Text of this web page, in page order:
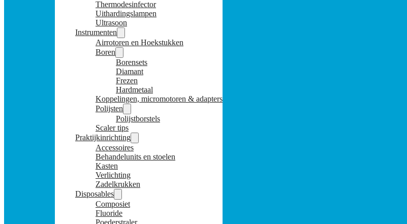
Thermodesinfector
Uithardingslampen
Ultrasoon
Instrumenten
Airrotoren en Hoekstukken
Boren
Borensets
Diamant
Frezen
Hardmetaal
Koppelingen, micromotoren & adapters
Polijsten
Polijstborstels
Scaler tips
Praktijkinrichting
Accessoires
Behandelunits en stoelen
Kasten
Verlichting
Zadelkrukken
Disposables
Composiet
Fluoride
Poederstraler